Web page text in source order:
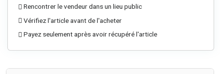
Rencontrer le vendeur dans un lieu public
Vérifiez l'article avant de l'acheter
Payez seulement après avoir récupéré l'article